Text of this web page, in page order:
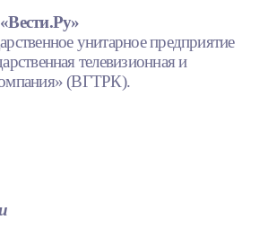
унитарное предприятие
телевизионная и
(ВГТРК).